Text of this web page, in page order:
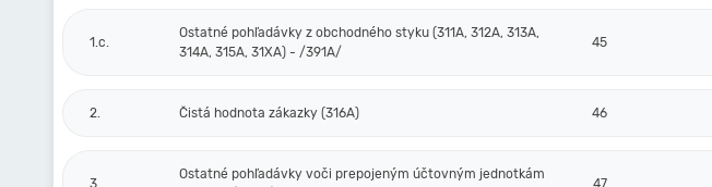
1.c.
Ostatné pohľadávky z obchodného styku (311A, 312A, 313A,
314A, 315A, 31XA) - /391A/
45
2. Čistá hodnota zákazky (316A) 46
3.
Ostatné pohľadávky voči prepojeným účtovným jednotkám
47